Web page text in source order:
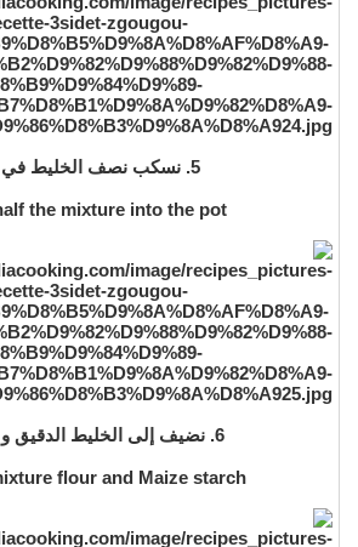
5. نسكب نصف الخليط في إناء
the mixture into the pot
6. نضيف إلى الخليط الدقيق و النشاء
flour and Maize starch